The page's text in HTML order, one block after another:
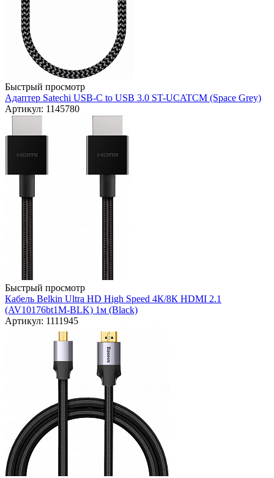
Быстрый просмотр
Адаптер Satechi USB-C to USB 3.0 ST-UCATCM (Space Grey)
Артикул: 1145780
Быстрый просмотр
Кабель Belkin Ultra HD High Speed 4К/8К HDMI 2.1
(AV10176bt1M-BLK) 1м (Black)
Артикул: 1111945